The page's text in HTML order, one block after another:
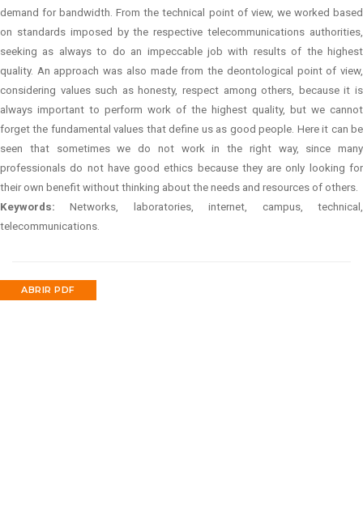
demand for bandwidth. From the technical point of view, we worked based
on standards imposed by the respective telecommunications authorities,
seeking as always to do an impeccable job with results of the highest
quality. An approach was also made from the deontological point of view,
considering values such as honesty, respect among others, because it is
always important to perform work of the highest quality, but we cannot
forget the fundamental values that define us as good people. Here it can be
seen that sometimes we do not work in the right way, since many
professionals do not have good ethics because they are only looking for
their own benefit without thinking about the needs and resources of others.
Keywords:Networks, laboratories, internet, campus, technical,
telecommunications.
ABRIR PDF